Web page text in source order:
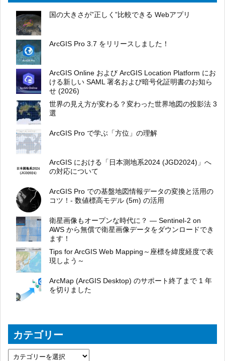
国の大きさが”正しく”比較できる Webアプリ
ArcGIS Pro 3.7 をリリースしました！
ArcGIS Online および ArcGIS Location Platform にお
ける新しい SAML 署名および暗号化証明書のお知ら
せ (2026)
世界の見え方が変わる？変わった世界地図の投影法 3
選
ArcGIS Pro で学ぶ「方位」の理解
ArcGIS における「日本測地系2024 (JGD2024)」へ
の対応について
ArcGIS Pro での基盤地図情報データの変換と活用の
コツ！- 数値標高モデル (5m) の活用
衛星画像もオープンな時代に？ ― Sentinel-2 on
AWS から無償で衛星画像データをダウンロードでき
ます！
Tips for ArcGIS Web Mapping～座標を緯度経度で表
現しよう～
ArcMap (ArcGIS Desktop) のサポート終了まで 1 年
を切りました
カテゴリー